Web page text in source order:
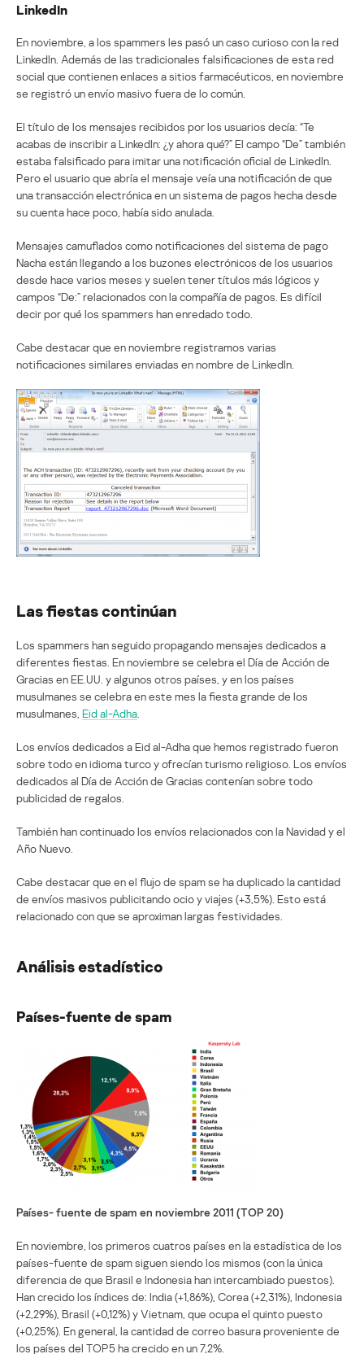
LinkedIn
En noviembre, a los spammers les pasó un caso curioso con la red
LinkedIn. Además de las tradicionales falsificaciones de esta red
social que contienen enlaces a sitios farmacéuticos, en noviembre
se registró un envío masivo fuera de lo común.
El título de los mensajes recibidos por los usuarios decía: “Te
acabas de inscribir a LinkedIn: ¿y ahora qué?” El campo “De” también
estaba falsificado para imitar una notificación oficial de LinkedIn.
Pero el usuario que abría el mensaje veía una notificación de que
una transacción electrónica en un sistema de pagos hecha desde
su cuenta hace poco, había sido anulada.
Mensajes camuflados como notificaciones del sistema de pago
Nacha están llegando a los buzones electrónicos de los usuarios
desde hace varios meses y suelen tener títulos más lógicos y
campos “De:” relacionados con la compañía de pagos. Es difícil
decir por qué los spammers han enredado todo.
Cabe destacar que en noviembre registramos varias
notificaciones similares enviadas en nombre de LinkedIn.
Las fiestas continúan
Los spammers han seguido propagando mensajes dedicados a
diferentes fiestas. En noviembre se celebra el Día de Acción de
Gracias en EE.UU. y algunos otros países, y en los países
musulmanes se celebra en este mes la fiesta grande de los
musulmanes, Eid al-Adha
Los envíos dedicados a Eid al-Adha que hemos registrado fueron
sobre todo en idioma turco y ofrecían turismo religioso. Los envíos
dedicados al Día de Acción de Gracias contenían sobre todo
publicidad de regalos.
También han continuado los envíos relacionados con la Navidad y el
Año Nuevo.
Cabe destacar que en el flujo de spam se ha duplicado la cantidad
de envíos masivos publicitando ocio y viajes (+3,5%). Esto está
relacionado con que se aproximan largas festividades.
Análisis estadístico
Países-fuente de spam
Países- fuente de spam en noviembre 2011 (TOP 20)
En noviembre, los primeros cuatros países en la estadística de los
países-fuente de spam siguen siendo los mismos (con la única
diferencia de que Brasil e Indonesia han intercambiado puestos).
Han crecido los índices de: India (+1,86%), Corea (+2,31%), Indonesia
(+2,29%), Brasil (+0,12%) y Vietnam, que ocupa el quinto puesto
(+0,25%). En general, la cantidad de correo basura proveniente de
los países del TOP5 ha crecido en un 7,2%.